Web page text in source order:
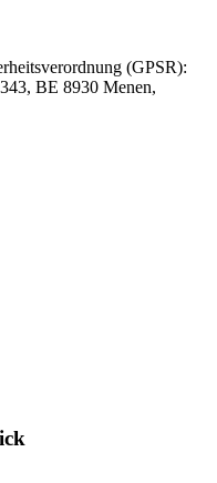
(GPSR):
BE 8930 Menen,